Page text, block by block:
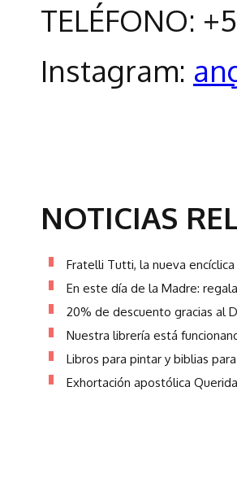
TELÉFONO:
Instagram:
NOTICIAS
Fratelli Tutti, la nueva encíclica
En este día de la Madre:
20% de descuento gracias al
Nuestra librería está
Libros para pintar y biblias
Exhortación apostólica